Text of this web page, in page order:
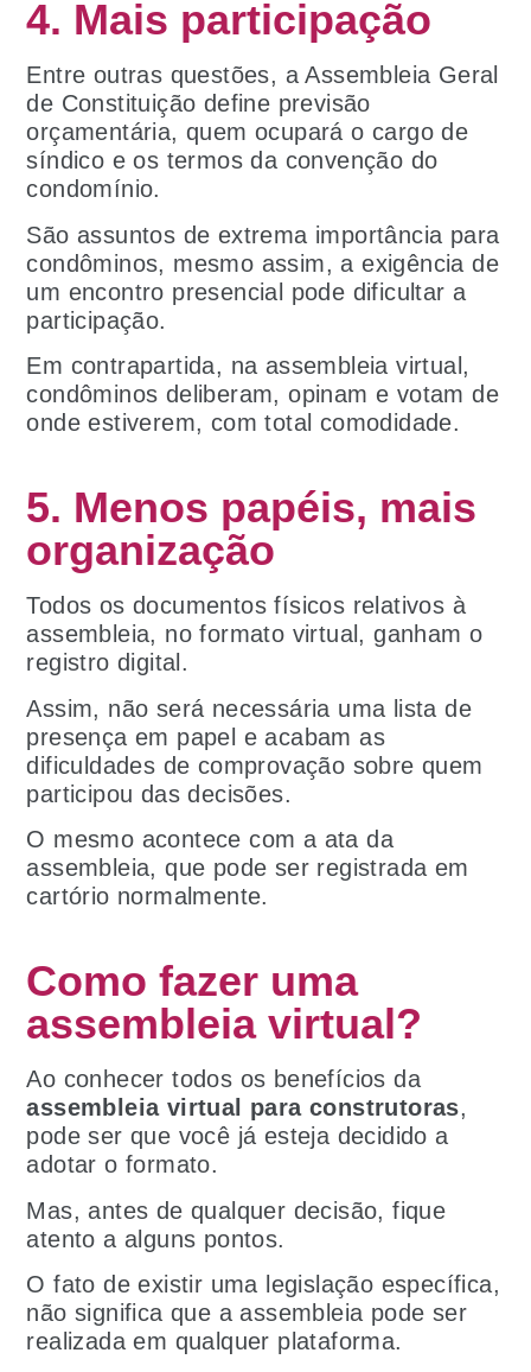
4. Mais participação
Entre outras questões, a Assembleia Geral
de Constituição define previsão
orçamentária, quem ocupará o cargo de
síndico e os termos da convenção do
condomínio.
São assuntos de extrema importância para
condôminos, mesmo assim, a exigência de
um encontro presencial pode dificultar a
participação.
Em contrapartida, na assembleia virtual,
condôminos deliberam, opinam e votam de
onde estiverem, com total comodidade.
5. Menos papéis, mais
organização
Todos os documentos físicos relativos à
assembleia, no formato virtual, ganham o
registro digital.
Assim, não será necessária uma lista de
presença em papel e acabam as
dificuldades de comprovação sobre quem
participou das decisões.
O mesmo acontece com a ata da
assembleia, que pode ser registrada em
cartório normalmente.
Como fazer uma
assembleia virtual?
Ao conhecer todos os benefícios da
assembleia virtual para construtoras,
pode ser que você já esteja decidido a
adotar o formato.
Mas, antes de qualquer decisão, fique
atento a alguns pontos.
O fato de existir uma legislação específica,
não significa que a assembleia pode ser
realizada em qualquer plataforma.